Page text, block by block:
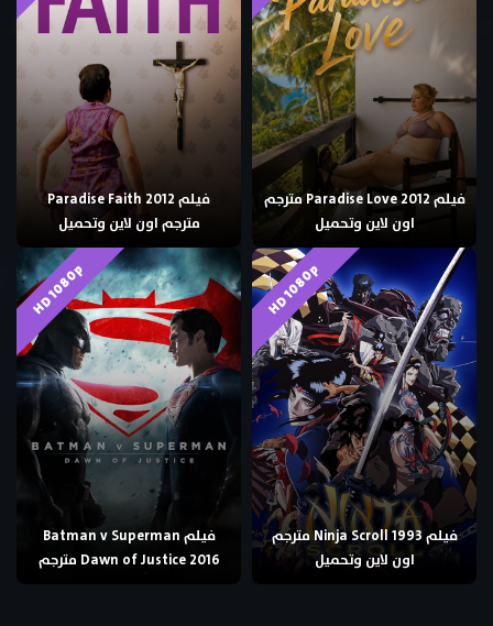
فيلم Paradise Love 2012 مترجم
اون لاين وتحميل
فيلم Paradise Faith 2012
مترجم اون لاين وتحميل
HD 1080p
فيلم Ninja Scroll 1993 مترجم
اون لاين وتحميل
HD 1080p
فيلم Batman v Superman
Dawn of Justice 2016 مترجم